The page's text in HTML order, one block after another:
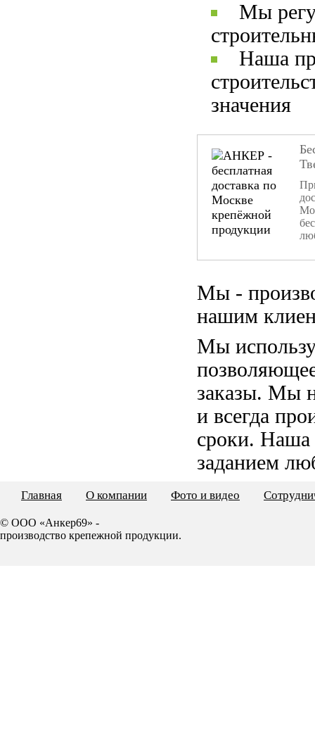
Мы
Наша
значения
Мы -
нашим
Мы
заказы. Мы
и всегда
сроки. Наша
заданием
Главная О компании Фото и видео
© ООО «Анкер69» -
производство крепежной продукции.